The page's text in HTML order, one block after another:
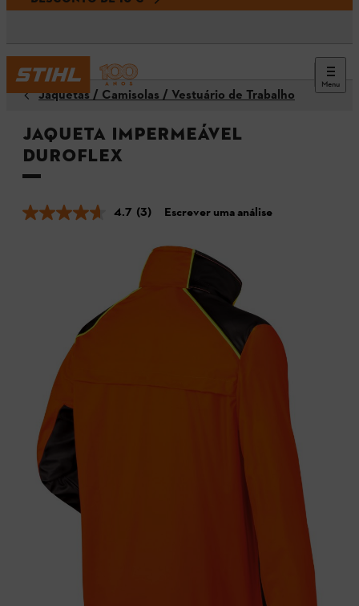
Menu
Jaquetas / Camisolas / Vestuário de Trabalho
Jaqueta impermeável
DUROFLEX
4.7 (3) Escrever uma análise